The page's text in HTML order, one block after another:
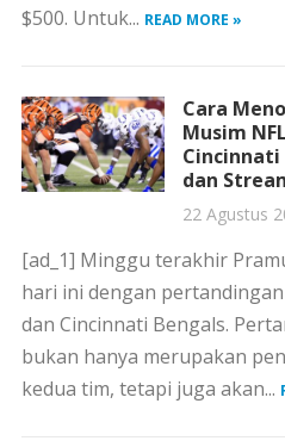
$500. Untuk... READ MORE »
Cara
Musim
Cincinnati
dan
22 Agustus
[ad_1] Minggu terakhir
hari ini dengan
dan Cincinnati Bengals.
bukan hanya merupakan
kedua tim, tetapi juga akan...